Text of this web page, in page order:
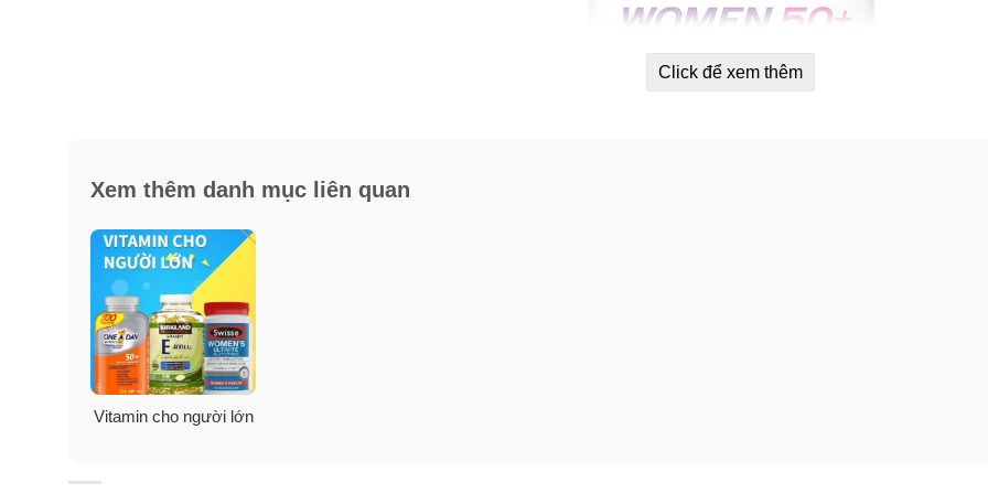
Click để xem thêm
Xem thêm danh mục liên quan
Vitamin cho người lớn